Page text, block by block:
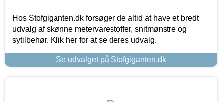
Hos Stofgiganten.dk forsøger de altid at have et bredt
udvalg af skønne metervarestoffer, snitmønstre og
sytilbehør. Klik her for at se deres udvalg.
Se udvalget på Stofgiganten.dk